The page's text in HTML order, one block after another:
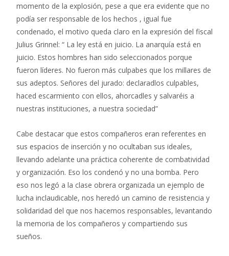
momento de la explosión, pese a que era evidente que no
podía ser responsable de los hechos , igual fue
condenado, el motivo queda claro en la expresión del fiscal
Julius Grinnel: “ La ley está en juicio. La anarquía está en
juicio. Estos hombres han sido seleccionados porque
fueron líderes. No fueron más culpabes que los millares de
sus adeptos. Señores del jurado: declaradlos culpables,
haced escarmiento con ellos, ahorcadles y salvaréis a
nuestras instituciones, a nuestra sociedad”
Cabe destacar que estos compañeros eran referentes en
sus espacios de inserción y no ocultaban sus ideales,
llevando adelante una práctica coherente de combatividad
y organización. Eso los condenó y no una bomba. Pero
eso nos legó a la clase obrera organizada un ejemplo de
lucha inclaudicable, nos heredó un camino de resistencia y
solidaridad del que nos hacemos responsables, levantando
la memoria de los compañeros y compartiendo sus
sueños.